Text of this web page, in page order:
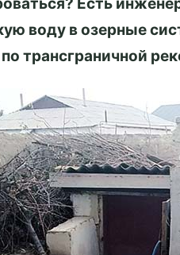
воду в озерные
трансграничной